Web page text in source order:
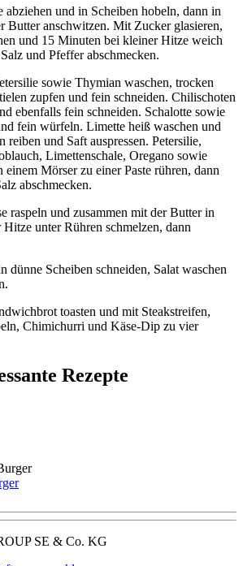
und in Scheiben hobeln, dann in
Butter anschwitzen. Mit Zucker glasieren,
und 15 Minuten bei kleiner Hitze weich
und Pfeffer abschmecken.
sowie Thymian waschen, trocken
zupfen und fein schneiden. Chilischoten
ebenfalls fein schneiden. Schalotte sowie
fein würfeln. Limette heiß waschen und
reiben und Saft auspressen. Petersilie,
Limettenschale, Oregano sowie
Mörser zu einer Paste rühren, dann
abschmecken.
raspeln und zusammen mit der Butter in
unter Rühren schmelzen, dann
dünne Scheiben schneiden, Salat waschen
toasten und mit Steakstreifen,
Chimichurri und Käse-Dip zu vier
Rezepte
SE & Co. KG